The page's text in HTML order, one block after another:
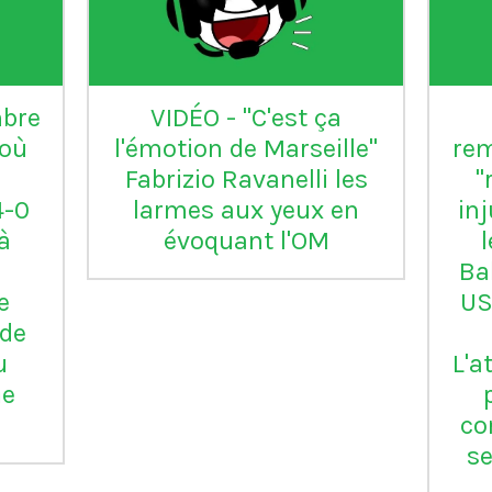
L'Inter Milan est le seul
club italien qui n'a
jamais été relégué en
Serie B